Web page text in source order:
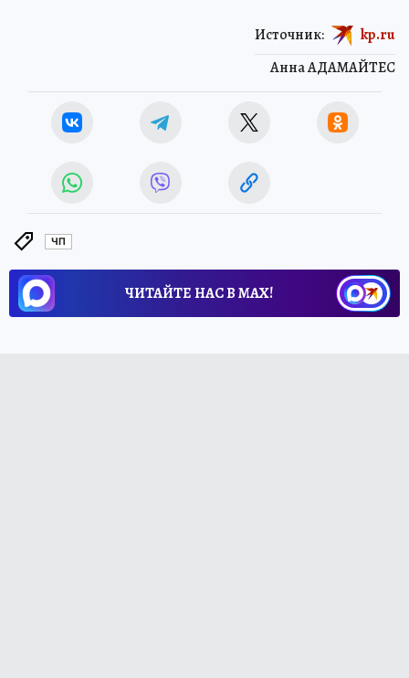
Анна АДАМАЙТЕС
Источник: kp.ru
ЧП
ЧИТАЙТЕ НАС В МАХ!